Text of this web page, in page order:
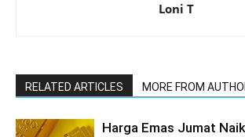
Loni T
RELATED ARTICLES MORE FROM
Harga Emas Jumat